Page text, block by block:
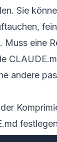
Sie
Muss eine
andere